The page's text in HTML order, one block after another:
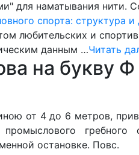
для наматывания нити.
спорта: структура и
любительских и
данным …Читать
на букву Ф
от 4 до 6 метров,
гребного
остановке. Повс.